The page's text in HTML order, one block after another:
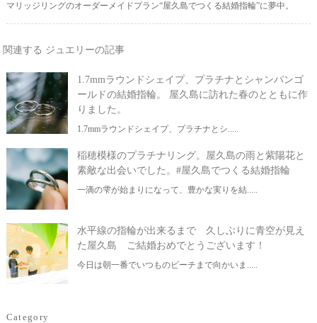
マリッジリングのオーダーメイドプラン“屋久島でつくる結婚指輪”に夢中。
関連する ジュエリーの記事
1.7mmラウンドシェイプ、プラチナとシャンパンゴ
ールドの結婚指輪。 屋久島に訪れた春のとともに作
りました。
1.7mmラウンドシェイプ、プラチナとシ.....
稲穂模様のプラチナリング。屋久島の雨と紫陽花と
素敵な出会いでした。#屋久島でつくる結婚指輪
一滴の雫が始まりになって、豊かな実りを結.....
水平線の指輪が出来るまで 久しぶりに青空が見え
た屋久島 ご結婚おめでとうございます！
今日は朝一番でいつものビーチまで向かいま.....
Category